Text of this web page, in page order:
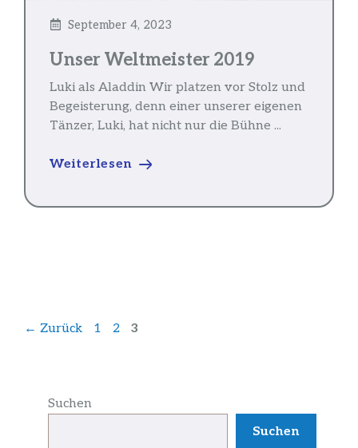
September 4, 2023
Unser Weltmeister 2019
Luki als Aladdin Wir platzen vor Stolz und
Begeisterung, denn einer unserer eigenen
Tänzer, Luki, hat nicht nur die Bühne ...
Weiterlesen
← Zurück Seite
1 Seite
2 Seite
3
Suchen
Suchen